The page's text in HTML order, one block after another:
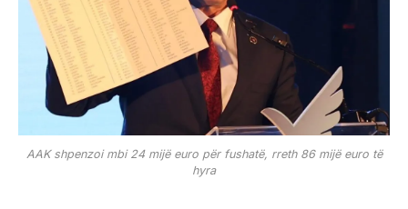
AAK shpenzoi mbi 24 mijë euro për fushatë, rreth 86 mijë euro të
hyra